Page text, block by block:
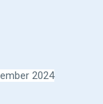
2024